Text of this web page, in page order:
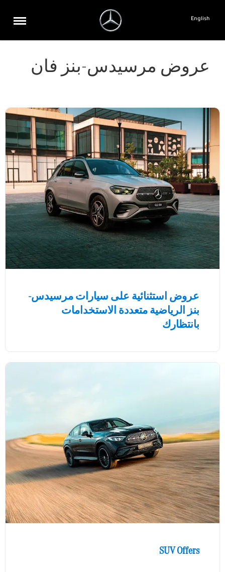
English
عروض مرسيدس-بنز فان
عروض استثنائية على سيارات مرسيدس-
بنز الرياضية متعددة الاستخدامات
بانتظارك
SUV Offers